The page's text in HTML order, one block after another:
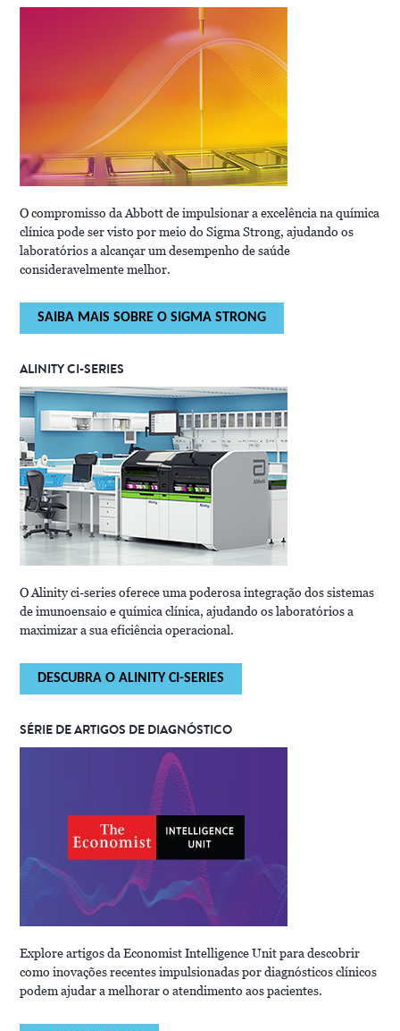
O compromisso da Abbott de impulsionar a excelência na química
clínica pode ser visto por meio do Sigma Strong, ajudando os
laboratórios a alcançar um desempenho de saúde
consideravelmente melhor.
SAIBA MAIS SOBRE O SIGMA STRONG
ALINITY CI-SERIES
O Alinity ci-series oferece uma poderosa integração dos sistemas
de imunoensaio e química clínica, ajudando os laboratórios a
maximizar a sua eficiência operacional.
DESCUBRA O ALINITY CI-SERIES
SÉRIE DE ARTIGOS DE DIAGNÓSTICO
Explore artigos da Economist Intelligence Unit para descobrir
como inovações recentes impulsionadas por diagnósticos clínicos
podem ajudar a melhorar o atendimento aos pacientes.